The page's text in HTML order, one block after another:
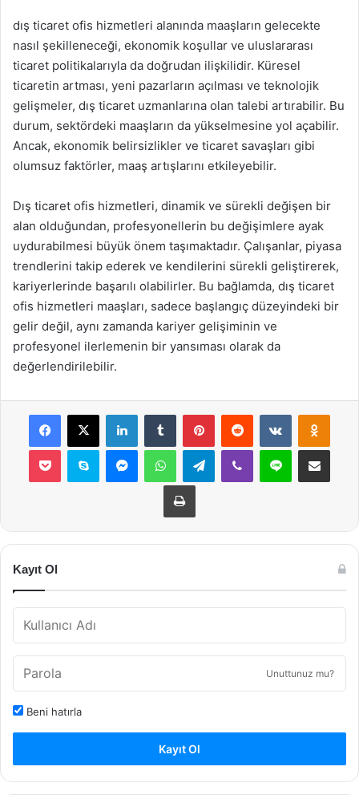
dış ticaret ofis hizmetleri alanında maaşların gelecekte
nasıl şekilleneceği, ekonomik koşullar ve uluslararası
ticaret politikalarıyla da doğrudan ilişkilidir. Küresel
ticaretin artması, yeni pazarların açılması ve teknolojik
gelişmeler, dış ticaret uzmanlarına olan talebi artırabilir. Bu
durum, sektördeki maaşların da yükselmesine yol açabilir.
Ancak, ekonomik belirsizlikler ve ticaret savaşları gibi
olumsuz faktörler, maaş artışlarını etkileyebilir.
Dış ticaret ofis hizmetleri, dinamik ve sürekli değişen bir
alan olduğundan, profesyonellerin bu değişimlere ayak
uydurabilmesi büyük önem taşımaktadır. Çalışanlar, piyasa
trendlerini takip ederek ve kendilerini sürekli geliştirerek,
kariyerlerinde başarılı olabilirler. Bu bağlamda, dış ticaret
ofis hizmetleri maaşları, sadece başlangıç düzeyindeki bir
gelir değil, aynı zamanda kariyer gelişiminin ve
profesyonel ilerlemenin bir yansıması olarak da
değerlendirilebilir.
Facebook
X LinkedInTumblr PinterestReddit VKontakte
Pocket Skype MessengerWhatsAppTelegramViber Line E-Posta ile
Yazdır
Kayıt Ol
Unuttunuz mu?
Beni hatırla
Kayıt Ol